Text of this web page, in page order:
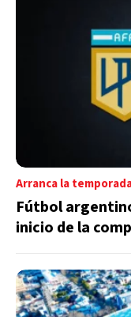
Arranca la
Fútbol
inicio de la